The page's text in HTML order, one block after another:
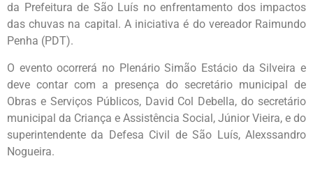
da Prefeitura de São Luís no enfrentamento dos impactos
das chuvas na capital. A iniciativa é do vereador Raimundo
Penha (PDT).
O evento ocorrerá no Plenário Simão Estácio da Silveira e
deve contar com a presença do secretário municipal de
Obras e Serviços Públicos, David Col Debella, do secretário
municipal da Criança e Assistência Social, Júnior Vieira, e do
superintendente da Defesa Civil de São Luís, Alexssandro
Nogueira.